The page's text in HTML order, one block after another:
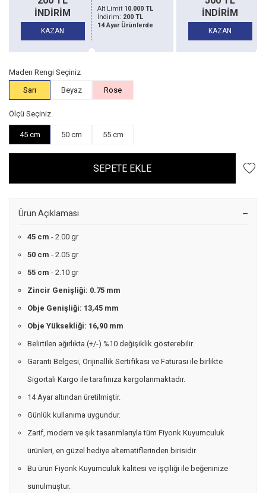
İNDİRİM
KAZAN
Alt Limit20.000 TL
İndirim:500 TL
14 Ayar Ürünlerde
İNDİRİM
KAZAN
Maden Rengi Seçiniz
Sarı
Beyaz Rose
Ölçü Seçiniz
45 cm 50 cm 55 cm
SEPETE EKLE
Ürün Açıklaması
45 cm - 2.00 gr
50 cm - 2.05 gr
55 cm - 2.10 gr
Zincir Genişliği: 0.75 mm
Obje Genişliği: 13,45 mm
Obje Yüksekliği: 16,90 mm
Belirtilen ağırlıkta (+/-) %10 değişiklik gösterebilir.
Garanti Belgesi, Orijinallik Sertifikası ve Faturası ile birlikte
Sigortalı Kargo ile tarafınıza kargolanmaktadır.
14 Ayar altından üretilmiştir.
Günlük kullanıma uygundur.
Zarif, modern ve şık tasarımlarıyla tüm Fiyonk Kuyumculuk
ürünleri, en güzel hediye alternatiflerinden birisidir.
Bu ürün Fiyonk Kuyumculuk kalitesi ve işçiliği ile beğeninize
sunulmuştur.